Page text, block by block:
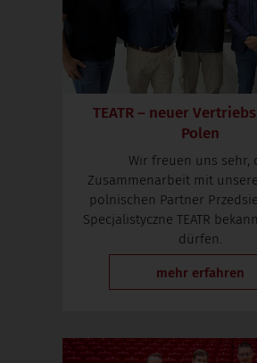
TEATR – neuer
Polen
Wir freuen uns sehr,
Zusammenarbeit mit
polnischen Partner
Specjalistyczne TEATR
dürfen.
mehr erfahren